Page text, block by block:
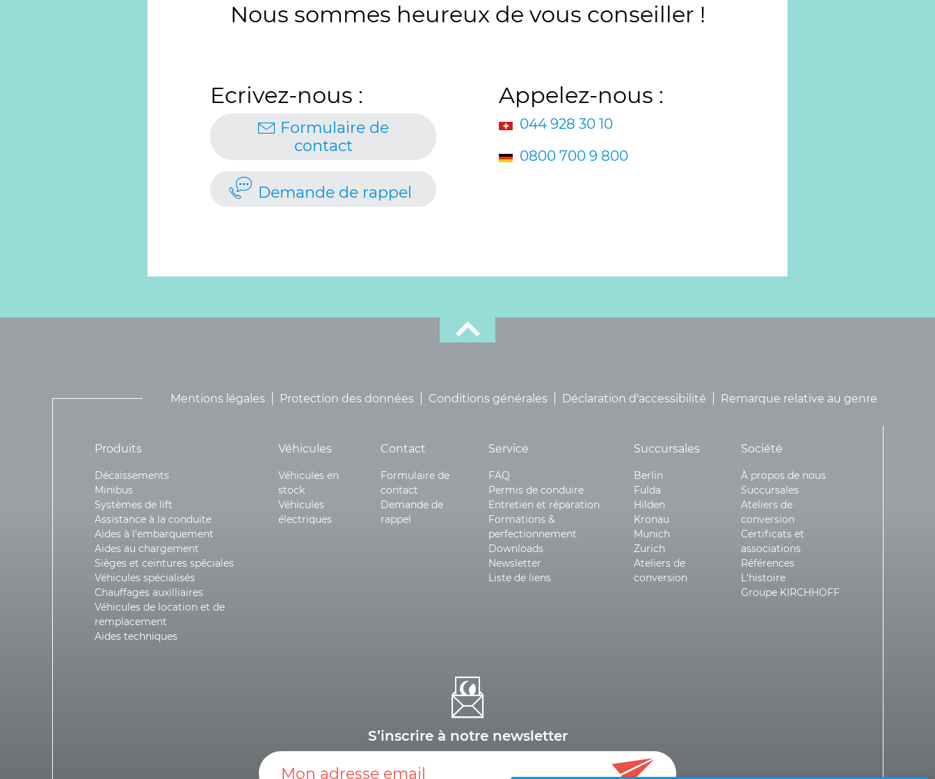
Nous sommes heureux de vous conseiller !
Ecrivez-nous :
Formulaire de
contact
Demande de rappel
Appelez-nous :
044 928 30 10
0800 700 9 800
Mentions légales Protection des données Conditions générales Déclaration d'accessibilité Remarque relative au genre
Produits
Décaissements
Minibus
Systèmes de lift
Assistance à la conduite
Aides à l'embarquement
Aides au chargement
Sièges et ceintures spéciales
Véhicules spécialisés
Chauffages auxilliaires
Véhicules de location et de
remplacement
Aides techniques
Véhicules
Véhicules en
stock
Véhicules
électriques
Contact
Formulaire de
contact
Demande de
rappel
Service
FAQ
Permis de conduire
Entretien et réparation
Formations &
perfectionnement
Downloads
Newsletter
Liste de liens
Succursales
Berlin
Fulda
Hilden
Kronau
Munich
Zurich
Ateliers de
conversion
Société
À propos de nous
Succursales
Ateliers de
conversion
Certificats et
associations
Références
L'histoire
Groupe KIRCHHOFF
S’inscrire à notre newsletter